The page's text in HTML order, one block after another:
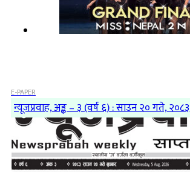
E-PAPER
न्यूजप्रवाह, अङ्क – ३ (वर्ष ६) : साउन २० गते, २०८३